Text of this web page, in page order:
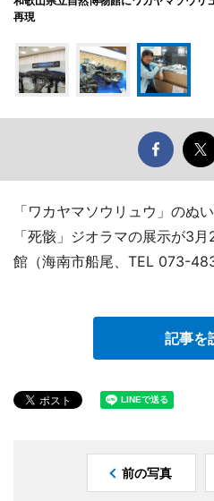
再現
「ワカヤマソウリュウ」のぬ
「死骸」ジオラマの展示が3
館（海南市船尾、TEL 073-
記事を
前の写真